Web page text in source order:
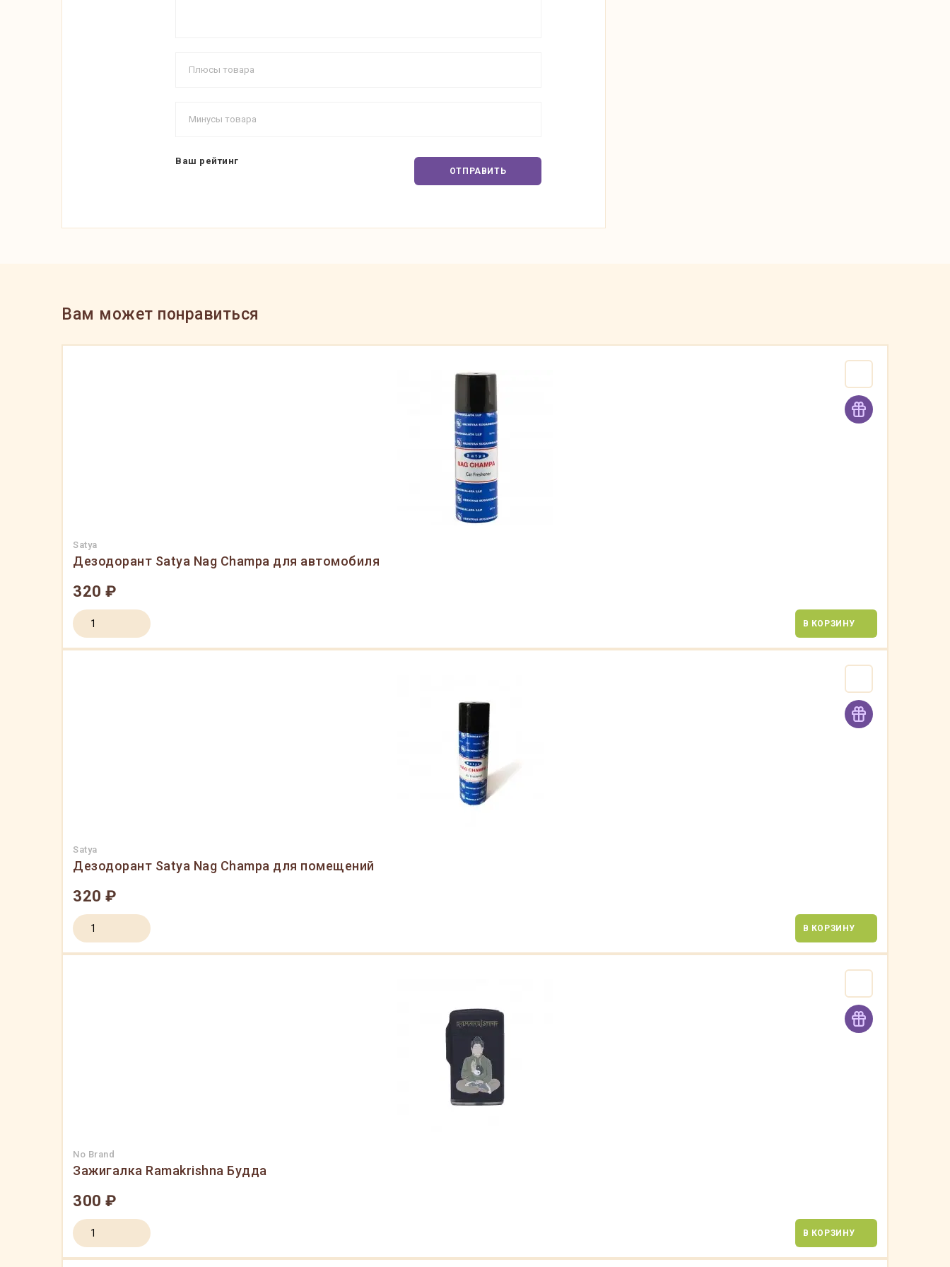
Ваш рейтинг
ОТПРАВИТЬ
Вам может понравиться
Satya
Дезодорант Satya Nag Champa для автомобиля
320 ₽
В КОРЗИНУ
Satya
Дезодорант Satya Nag Champa для помещений
320 ₽
В КОРЗИНУ
No Brand
Зажигалка Ramakrishna Будда
300 ₽
В КОРЗИНУ